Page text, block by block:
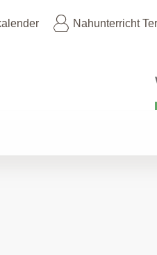
Nahunterricht